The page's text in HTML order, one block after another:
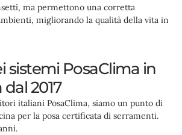
ma permettono una corretta
migliorando la qualità della vita in
sistemi PosaClima in
2017
italiani PosaClima, siamo un punto di
per la posa certificata di serramenti.